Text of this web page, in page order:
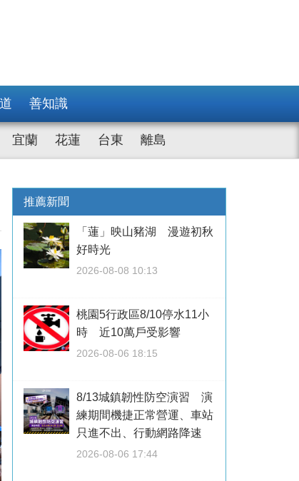
善知識
宜蘭 花蓮 台東 離島
推薦新聞
「蓮」映山豬湖 漫遊初秋
好時光
2026-08-08 10:13
桃園5行政區8/10停水11小
時 近10萬戶受影響
2026-08-06 18:15
8/13城鎮韌性防空演習 演
練期間機捷正常營運、車站
只進不出、行動網路降速
2026-08-06 17:44